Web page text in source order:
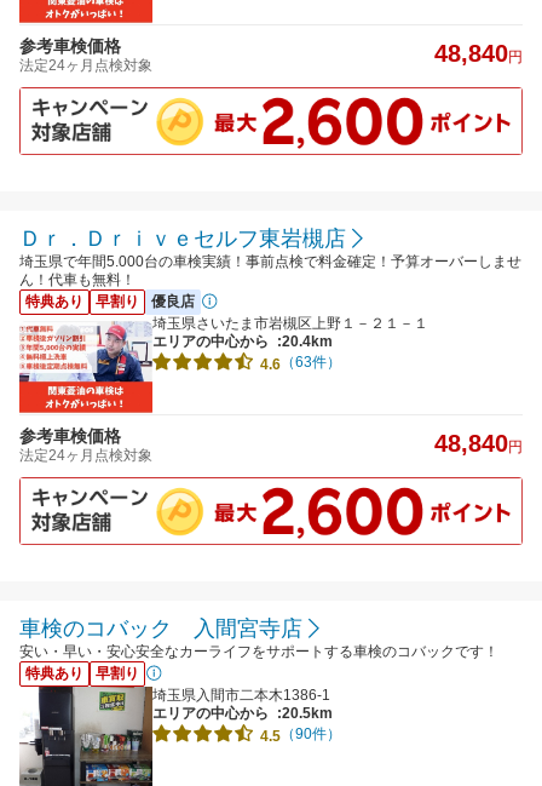
参考車検価格
法定24ヶ月点検対象 48,840円
Ｄｒ．Ｄｒｉｖｅセルフ東岩槻店
埼玉県で年間5.000台の車検実績！事前点検で料金確定！予算オーバーしませ
ん！代車も無料！
特典あり
早割り
優良店
埼玉県さいたま市岩槻区上野１－２１－１
エリアの中心から
:20.4km
4.6 （63件）
参考車検価格
法定24ヶ月点検対象 48,840円
車検のコバック 入間宮寺店
安い・早い・安心安全なカーライフをサポートする車検のコバックです！
特典あり
早割り
埼玉県入間市二本木1386-1
エリアの中心から
:20.5km
4.5 （90件）